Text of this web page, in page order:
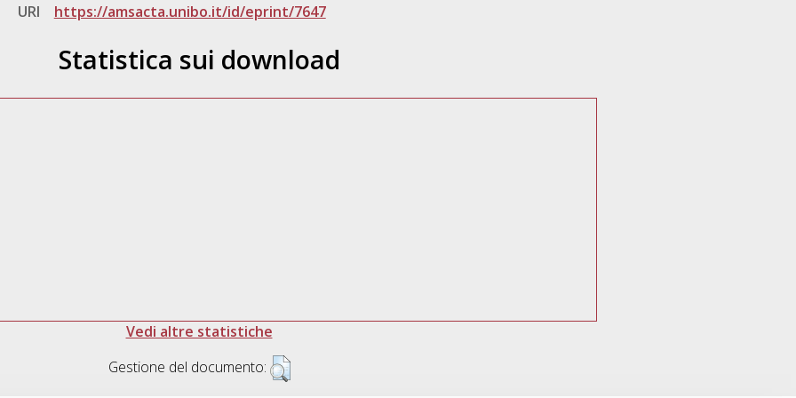
URI
https://amsacta.unibo.it/id/eprint/7647
Statistica sui download
Vedi altre statistiche
Gestione del documento: